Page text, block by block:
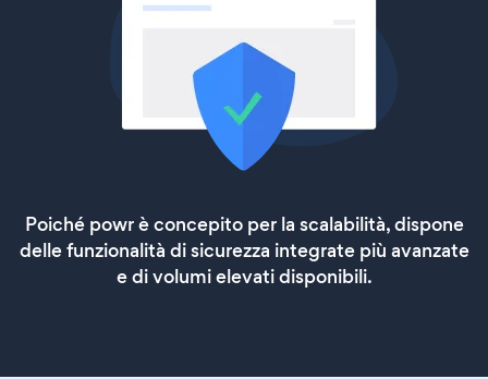
Poiché powr è concepito per la scalabilità, dispone
delle funzionalità di sicurezza integrate più avanzate
e di volumi elevati disponibili.